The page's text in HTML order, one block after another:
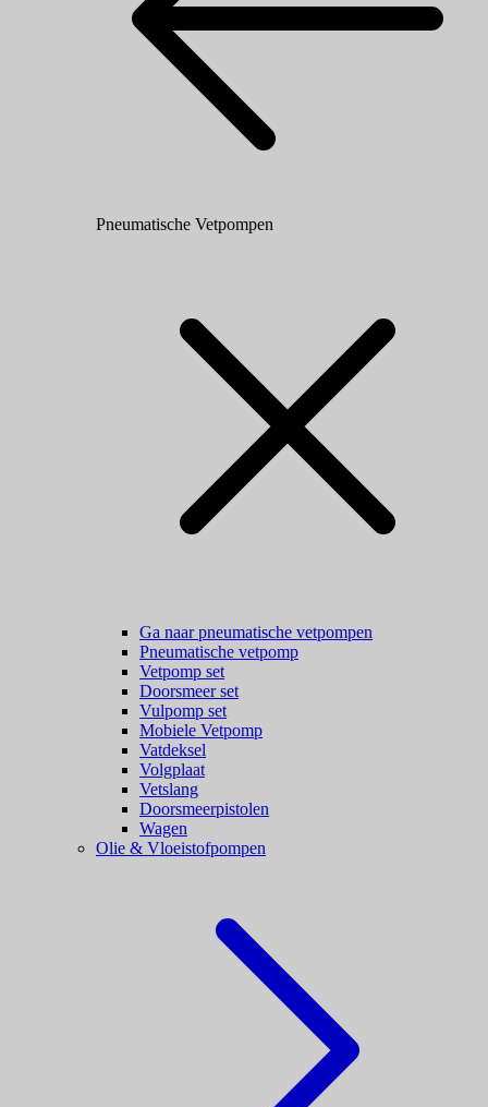
Pneumatische Vetpompen
Ga naar pneumatische vetpompen
Pneumatische vetpomp
Vetpomp set
Doorsmeer set
Vulpomp set
Mobiele Vetpomp
Vatdeksel
Volgplaat
Vetslang
Doorsmeerpistolen
Wagen
Olie & Vloeistofpompen